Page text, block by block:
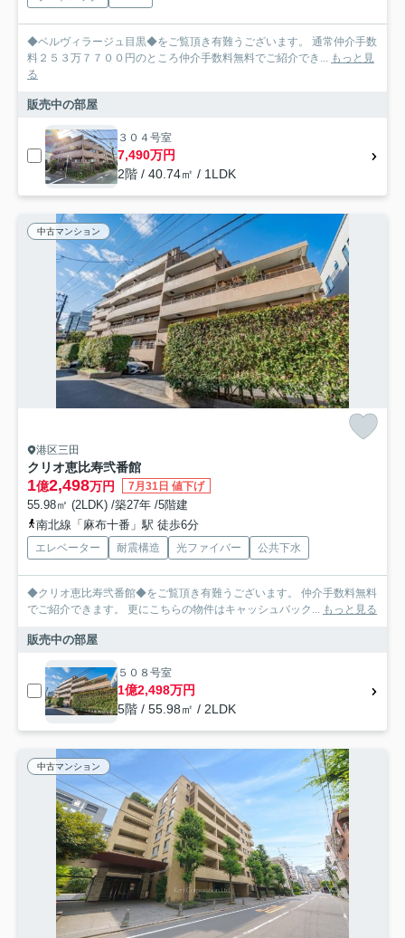
◆ベルヴィラージュ目黒◆をご覧頂き有難うございます。 通常仲介手数
料２５３万７７００円のところ仲介手数料無料でご紹介でき...
もっと見
る
販売中の部屋
３０４号室
7,490万円
2階 / 40.74㎡ / 1LDK
中古マンション
港区三田
クリオ恵比寿弐番館
1億2,498万円 7月31日 値下げ
55.98㎡ (2LDK) /築27年 /5階建
南北線「麻布十番」駅 徒歩6分
エレベーター 耐震構造 光ファイバー 公共下水
◆クリオ恵比寿弐番館◆をご覧頂き有難うございます。 仲介手数料無料
でご紹介できます。 更にこちらの物件はキャッシュバック...
もっと見る
販売中の部屋
５０８号室
1億2,498万円
5階 / 55.98㎡ / 2LDK
中古マンション